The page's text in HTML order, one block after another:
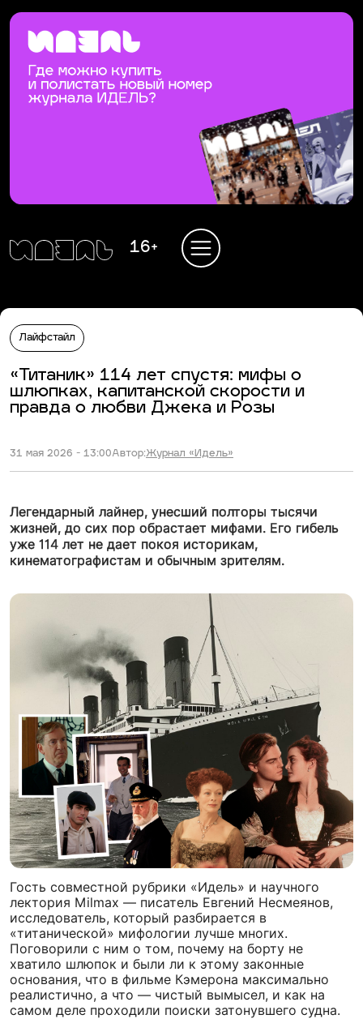
16+
Лайфстайл
«Титаник» 114 лет спустя: мифы о
шлюпках, капитанской скорости и
правда о любви Джека и Розы
31 мая 2026 - 13:00Автор:Журнал «Идель»
Легендарный лайнер, унесший полторы тысячи
жизней, до сих пор обрастает мифами. Его гибель
уже 114 лет не дает покоя историкам,
кинематографистам и обычным зрителям.
Гость совместной рубрики «Идель» и научного
лектория Milmax — писатель Евгений Несмеянов,
исследователь, который разбирается в
«титанической» мифологии лучше многих.
Поговорили с ним о том, почему на борту не
хватило шлюпок и были ли к этому законные
основания, что в фильме Кэмерона максимально
реалистично, а что — чистый вымысел, и как на
самом деле проходили поиски затонувшего судна.